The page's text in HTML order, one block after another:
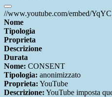
//www.youtube.com/embed/
Nome
Tipologia
Proprieta
Descrizione
Durata
Nome: CONSENT
Tipologia: anonimizzato
Proprieta: YouTube
Descrizione: YouTube imposta